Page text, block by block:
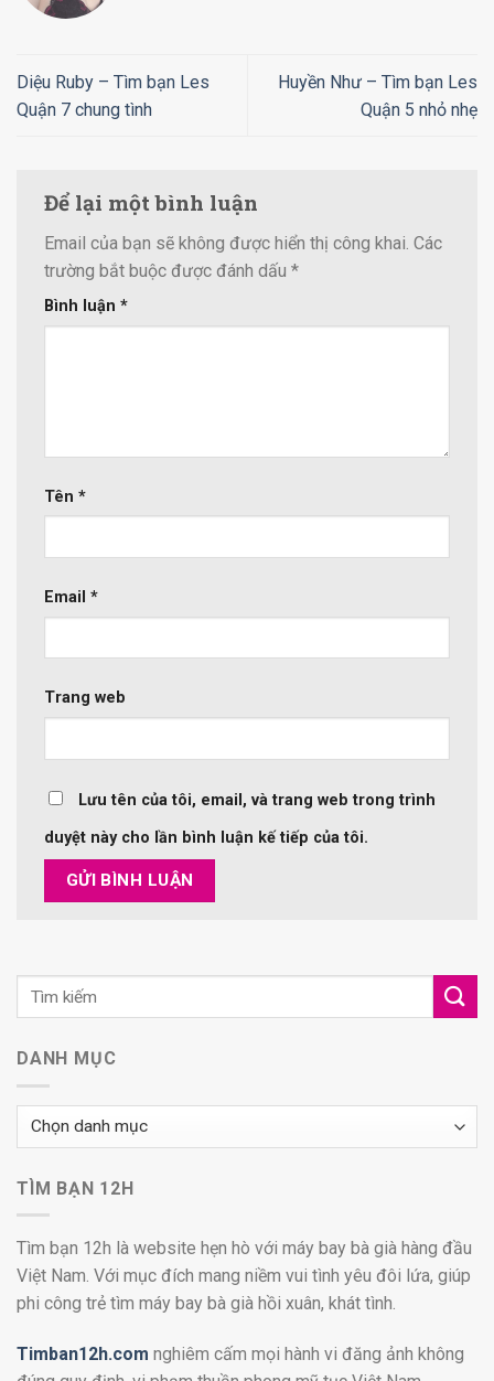
Diệu Ruby – Tìm bạn Les
Quận 7 chung tình
Huyền Như – Tìm bạn Les
Quận 5 nhỏ nhẹ
Để lại một bình luận
Email của bạn sẽ không được hiển thị công khai. Các
trường bắt buộc được đánh dấu *
Bình luận *
Tên *
Email *
Trang web
Lưu tên của tôi, email, và trang web trong trình
duyệt này cho lần bình luận kế tiếp của tôi.
DANH MỤC
Danh
TÌM BẠN 12H
Tìm bạn 12h là website hẹn hò với máy bay bà già hàng đầu
Việt Nam. Với mục đích mang niềm vui tình yêu đôi lứa, giúp
phi công trẻ tìm máy bay bà già hồi xuân, khát tình.
Timban12h.com nghiêm cấm mọi hành vi đăng ảnh không